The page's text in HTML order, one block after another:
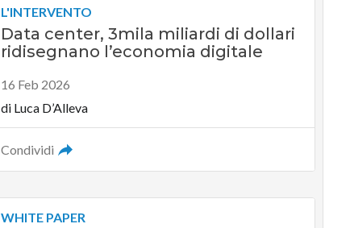
L'INTERVENTO
Data center, 3mila miliardi di dollari
ridisegnano l’economia digitale
16 Feb 2026
di Luca D’Alleva
Condividi
WHITE PAPER